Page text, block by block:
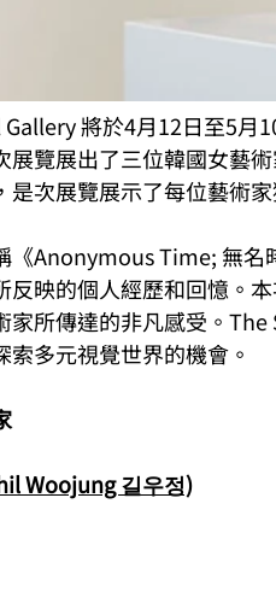
將於4月12日至5月
展覽展出了三位韓國女藝
是次展覽展示了每位藝術
《Anonymous Time; 無名
反映的個人經歷和回憶。
家所傳達的非凡感受。
索多元視覺世界的機會。
Woojung 길우정)